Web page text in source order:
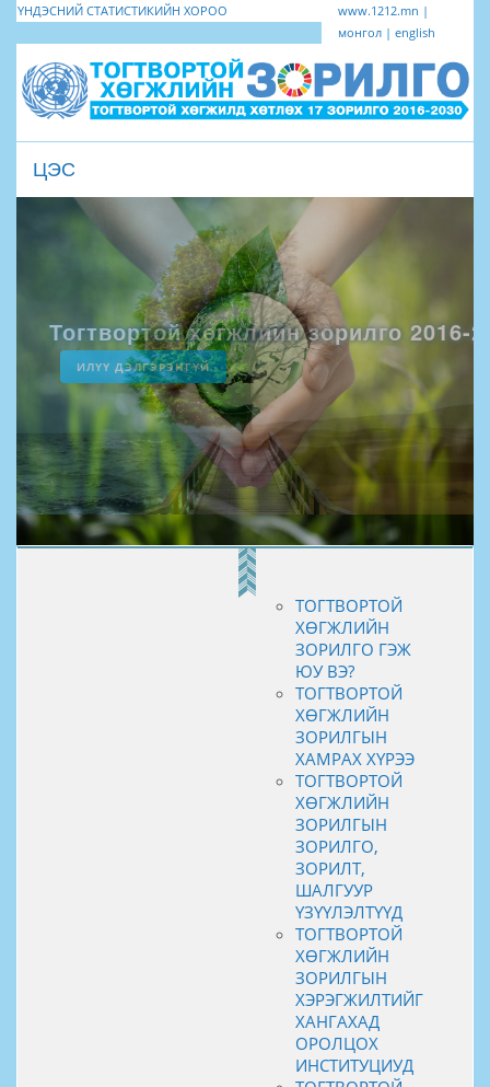
ҮНДЭСНИЙ СТАТИСТИКИЙН ХОРОО www.1212.mn |
монгол| english
ЦЭС
Тогтвортой хөгжлийн зорилго 2016-
ИЛҮҮ ДЭЛГЭРЭНГҮЙ
Албан ёсны статистик
ТОГТВОРТОЙ
ХӨГЖЛИЙН
ЗОРИЛГО ГЭЖ
ЮУ ВЭ?
ТОГТВОРТОЙ
ХӨГЖЛИЙН
ЗОРИЛГЫН
ХАМРАХ ХҮРЭЭ
ТОГТВОРТОЙ
ХӨГЖЛИЙН
ЗОРИЛГЫН
ЗОРИЛГО,
ЗОРИЛТ,
ШАЛГУУР
ҮЗҮҮЛЭЛТҮҮД
ТОГТВОРТОЙ
ХӨГЖЛИЙН
ЗОРИЛГЫН
ХЭРЭГЖИЛТИЙГ
ХАНГАХАД
ОРОЛЦОХ
ИНСТИТУЦИУД